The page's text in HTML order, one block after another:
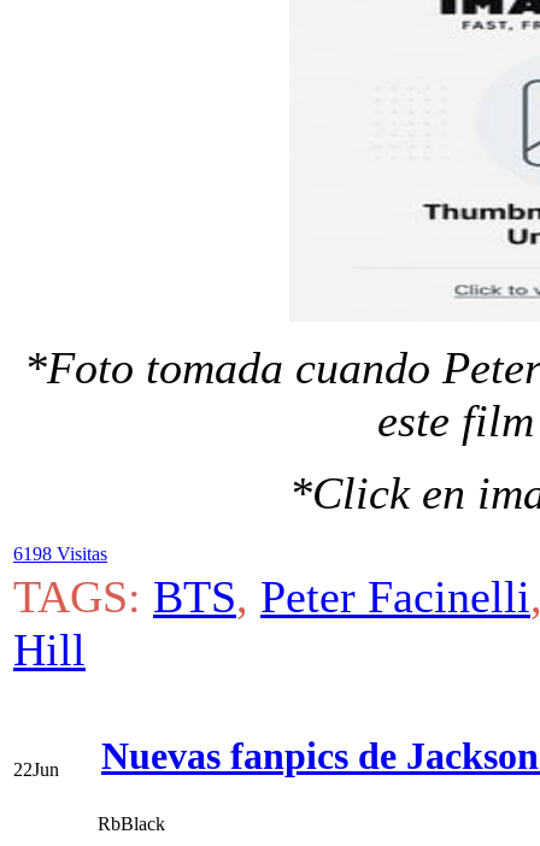
*Foto tomada cuando
este
*Click en
6198 Visitas
TAGS: BTS, Peter Facinelli
Hill
22Jun Nuevas fanpics de
RbBlack